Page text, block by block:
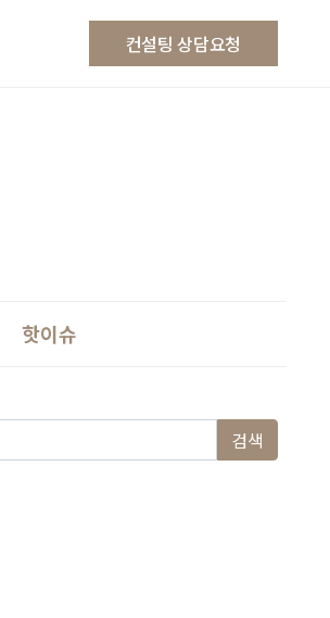
컨설팅 상담요청
핫이슈